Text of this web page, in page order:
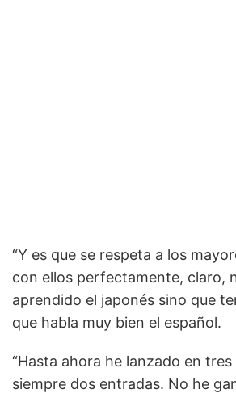
“Y es que se respeta a los
con ellos perfectamente, claro,
aprendido el japonés sino que
que habla muy bien el español.
“Hasta ahora he lanzado en
siempre dos entradas. No he